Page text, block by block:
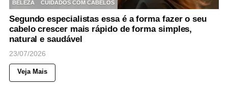
BELEZA
CUIDADOS COM CABELOS
Segundo especialistas essa é a forma fazer o seu
cabelo crescer mais rápido de forma simples,
natural e saudável
23/07/2026
Veja Mais